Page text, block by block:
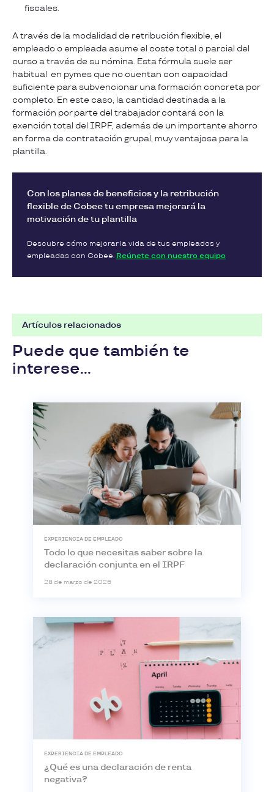
fiscales.
A través de la modalidad de retribución flexible, el
empleado o empleada asume el coste total o parcial del
curso a través de su nómina. Esta fórmula suele ser
habitual en pymes que no cuentan con capacidad
suficiente para subvencionar una formación concreta por
completo. En este caso, la cantidad destinada a la
formación por parte del trabajador contará con la
exención total del IRPF, además de un importante ahorro
en forma de contratación grupal, muy ventajosa para la
plantilla.
Con los planes de beneficios y la retribución
flexible de Cobee tu empresa mejorará la
motivación de tu plantilla
Descubre cómo mejorar la vida de tus empleados y
empleadas con Cobee. Reúnete con nuestro equipo
Artículos relacionados
Puede que también te
interese...
EXPERIENCIA DE EMPLEADO
Todo lo que necesitas saber sobre la
declaración conjunta en el IRPF
28 de marzo de 2026
EXPERIENCIA DE EMPLEADO
¿Qué es una declaración de renta
negativa?